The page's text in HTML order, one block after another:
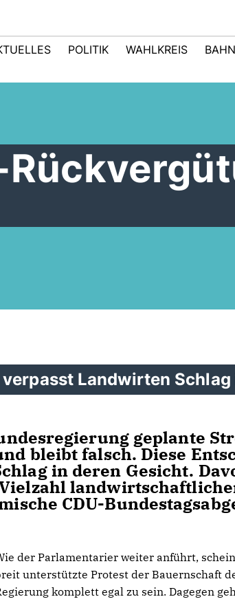
POLITIK WAHLKREIS
Landwirten
geplante
bleibt falsch. Diese
in deren Gesicht.
CDU-
der Parlamentarier weiter anführt,
unterstützte Protest der Bauernschaft
komplett egal zu sein. Dagegen